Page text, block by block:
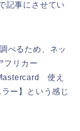
記事にさせてい
べるため、ネッ
フリカー
使え
ー】という感じ